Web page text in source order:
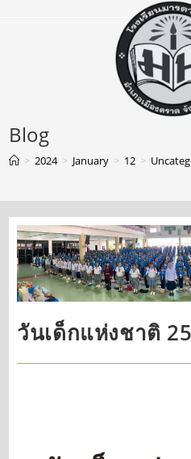
Blog
> 2024 > January > 12 >
วันเด็กแห่งชาติ